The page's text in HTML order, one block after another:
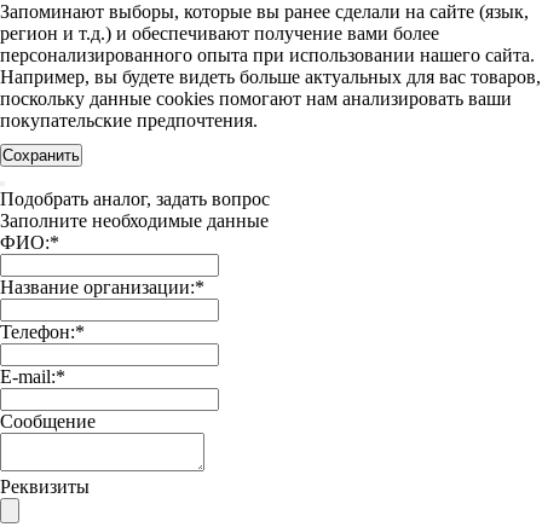
Запоминают выборы, которые вы ранее сделали на сайте (язык,
регион и т.д.) и обеспечивают получение вами более
персонализированного опыта при использовании нашего сайта.
Например, вы будете видеть больше актуальных для вас товаров,
поскольку данные cookies помогают нам анализировать ваши
покупательские предпочтения.
Сохранить
Подобрать аналог, задать вопрос
Заполните необходимые данные
ФИО:*
Название организации:*
Телефон:*
E-mail:*
Сообщение
Реквизиты